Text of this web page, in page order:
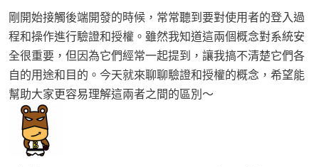
剛開始接觸後端開發的時候，常常聽到要對使用者的登入過
程和操作進行驗證和授權。雖然我知道這兩個概念對系統安
全很重要，但因為它們經常一起提到，讓我搞不清楚它們各
自的用途和目的。今天就來聊聊驗證和授權的概念，希望能
幫助大家更容易理解這兩者之間的區別～